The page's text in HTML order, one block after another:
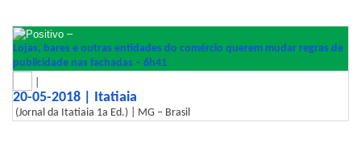
–
Lojas, bares e outras entidades do comércio querem mudar regras de
publicidade nas fachadas – 6h41
20-05-2018 | Itatiaia
(Jornal da Itatiaia 1a Ed.) | MG – Brasil